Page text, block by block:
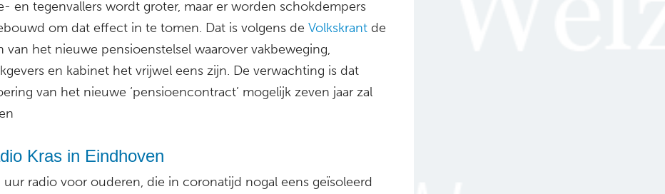
en tegenvallers wordt groter, maar er worden schokdempers
om dat effect in te tomen. Dat is volgens de Volkskrant de
van het nieuwe pensioenstelsel waarover vakbeweging,
en kabinet het vrijwel eens zijn. De verwachting is dat
van het nieuwe ‘pensioencontract’ mogelijk zeven jaar zal
Kras in Eindhoven
uur radio voor ouderen, die in coronatijd nogal eens geïsoleerd